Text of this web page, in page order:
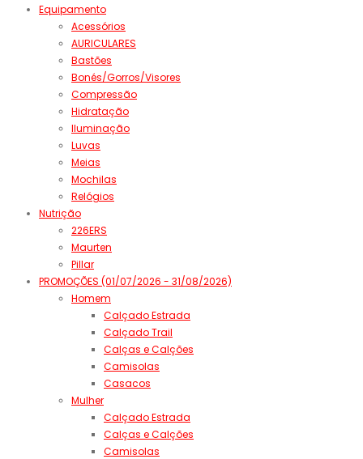
Equipamento
Acessórios
AURICULARES
Bastões
Bonés/Gorros/Visores
Compressão
Hidratação
Iluminação
Luvas
Meias
Mochilas
Relógios
Nutrição
226ERS
Maurten
Pillar
PROMOÇÕES (01/07/2026 - 31/08/2026)
Homem
Calçado Estrada
Calçado Trail
Calças e Calções
Camisolas
Casacos
Mulher
Calçado Estrada
Calças e Calções
Camisolas